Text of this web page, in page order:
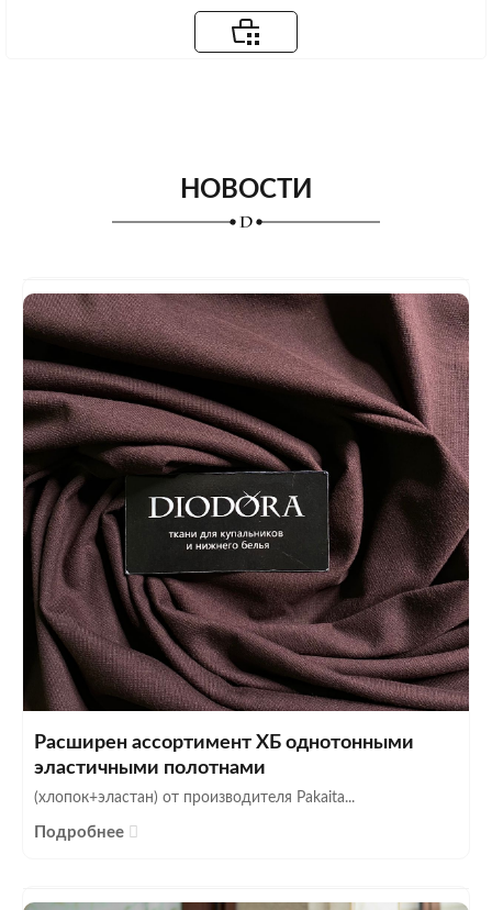
НОВОСТИ
Расширен ассортимент ХБ однотонными
эластичными полотнами
(хлопок+эластан) от производителя Pakaita...
Подробнее